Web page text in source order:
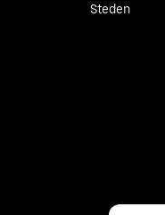
Steden